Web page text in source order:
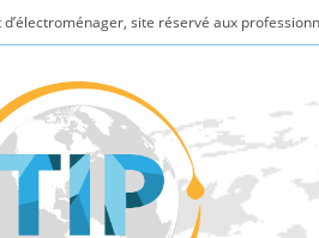
site réservé aux